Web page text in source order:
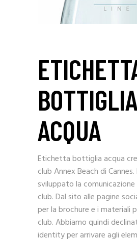
BOTTIGLIA
ACQUA
Etichetta bottiglia acqua
club Annex Beach di
sviluppato la
club. Dal sito alle pagine
per la brochure e i materiali
club. Abbiamo quindi
identity per arrivare agli